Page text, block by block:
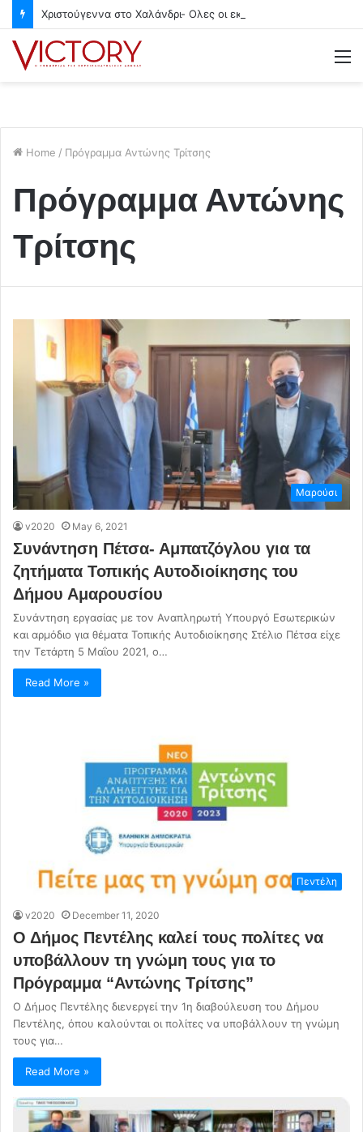
Home / Πρόγραμμα Αντώνης Τρίτσης
Πρόγραμμα Αντώνης
Τρίτσης
Μαρούσι
v2020 May 6, 2021
Συνάντηση Πέτσα- Αμπατζόγλου για τα
ζητήματα Τοπικής Αυτοδιοίκησης του
Δήμου Αμαρουσίου
Συνάντηση εργασίας με τον Αναπληρωτή Υπουργό Εσωτερικών
και αρμόδιο για θέματα Τοπικής Αυτοδιοίκησης Στέλιο Πέτσα είχε
την Τετάρτη 5 Μαΐου 2021, ο…
Read More »
Πεντέλη
v2020 December 11, 2020
Ο Δήμος Πεντέλης καλεί τους πολίτες να
υποβάλλουν τη γνώμη τους για το
Πρόγραμμα “Αντώνης Τρίτσης”
Ο Δήμος Πεντέλης διενεργεί την 1η διαβούλευση του Δήμου
Πεντέλης, όπου καλούνται οι πολίτες να υποβάλλουν τη γνώμη
τους για…
Read More »